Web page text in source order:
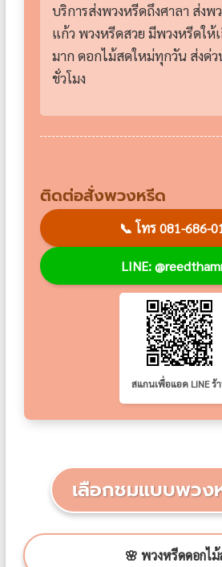
บริการส่งพวงหรีดถึงศาลา ส่งพ
แก้ว พวงหรีดสวย มีพวงหรีดใ
มาก ดอกไม้สดใหม่ทุกวัน ส่งด่ว
ชั่วโมง
ติดต่อสั่งพวงหรีด
📞 โทร 081-686-
LINE:
สแกนเพื่อแอด LINE ร้
เลือกชมแบบพวง
🌸 พวงหรีดดอกไ